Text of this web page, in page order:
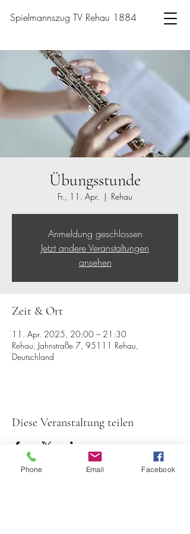
Spielmannszug TV Rehau 1884
Übungsstunde
Fr., 11. Apr.
  |
Rehau
Anmeldung geschlossen
Jetzt andere Veranstaltungen
ansehen
Zeit & Ort
11. Apr. 2025, 20:00 – 21:30
Rehau, Jahnstraße 7, 95111 Rehau,
Deutschland
Diese Veranstaltung teilen
Phone Email Facebook